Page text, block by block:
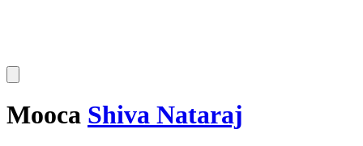
Mooca Shiva Nataraj